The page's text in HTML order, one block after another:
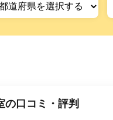
の口コミ・評判